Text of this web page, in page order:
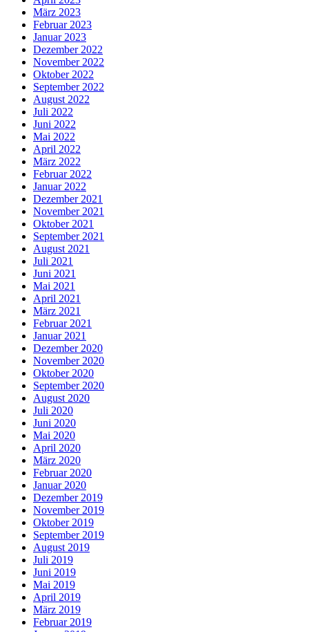
März 2023
Februar 2023
Januar 2023
Dezember 2022
November 2022
Oktober 2022
September 2022
August 2022
Juli 2022
Juni 2022
Mai 2022
April 2022
März 2022
Februar 2022
Januar 2022
Dezember 2021
November 2021
Oktober 2021
September 2021
August 2021
Juli 2021
Juni 2021
Mai 2021
April 2021
März 2021
Februar 2021
Januar 2021
Dezember 2020
November 2020
Oktober 2020
September 2020
August 2020
Juli 2020
Juni 2020
Mai 2020
April 2020
März 2020
Februar 2020
Januar 2020
Dezember 2019
November 2019
Oktober 2019
September 2019
August 2019
Juli 2019
Juni 2019
Mai 2019
April 2019
März 2019
Februar 2019